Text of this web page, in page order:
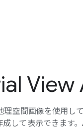
View
理空間画像を使用し
して表示できます。